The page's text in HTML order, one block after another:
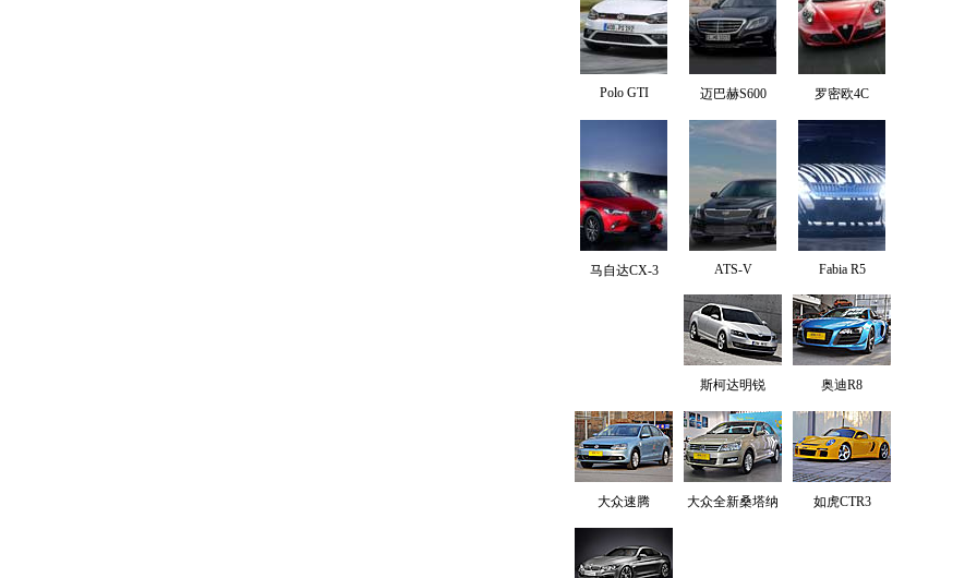
Polo GTI 迈巴赫S600 罗密欧4C
马自达CX-3 ATS-V Fabia R5
斯柯达明锐 奥迪R8
大众速腾 大众全新桑塔纳 如虎CTR3